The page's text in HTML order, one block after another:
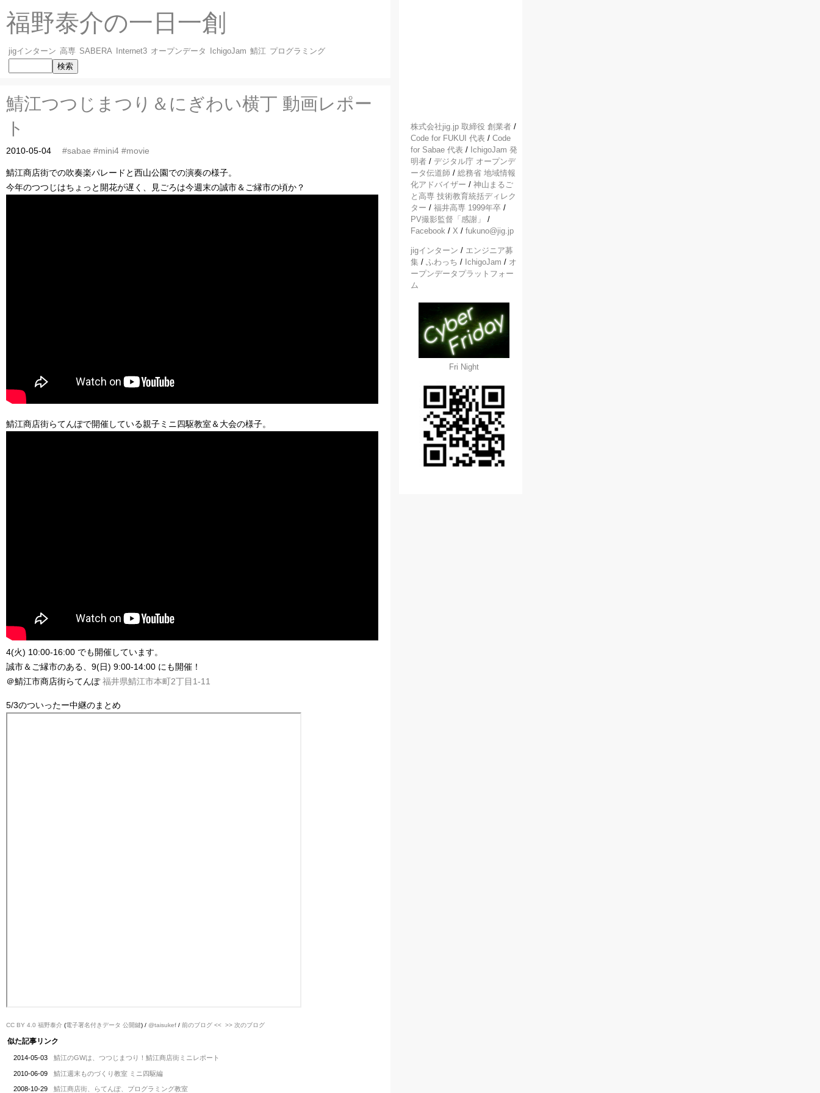
福野泰介の一日一創
jigインターン 高専 SABERA Internet3 オープンデータ IchigoJam 鯖江 プログラミング
鯖江つつじまつり＆にぎわい横丁 動画レポー
ト
2010-05-04 #sabae #mini4 #movie
鯖江商店街での吹奏楽パレードと西山公園での演奏の様子。
今年のつつじはちょっと開花が遅く、見ごろは今週末の誠市＆ご縁市の頃か？
鯖江商店街らてんぽで開催している親子ミニ四駆教室＆大会の様子。
4(火) 10:00-16:00 でも開催しています。
誠市＆ご縁市のある、9(日) 9:00-14:00 にも開催！
＠鯖江市商店街らてんぽ福井県鯖江市本町2丁目1-11
5/3のついったー中継のまとめ
CC BY 4.0 福野泰介 (電子署名付きデータ 公開鍵) / @taisukef / 前のブログ << >> 次のブログ
似た記事リンク
2014-05-03 鯖江のGWは、つつじまつり！鯖江商店街ミニレポート
2010-06-09 鯖江週末ものづくり教室 ミニ四駆編
2008-10-29 鯖江商店街、らてんぽ、プログラミング教室
株式会社jig.jp 取締役 創業者 /
Code for FUKUI 代表 / Code
for Sabae 代表 / IchigoJam 発
明者 / デジタル庁 オープンデ
ータ伝道師 / 総務省 地域情報
化アドバイザー / 神山まるご
と高専 技術教育統括ディレク
ター / 福井高専 1999年卒 /
PV撮影監督「感謝」
/
Facebook / X / fukuno@jig.jp
jigインターン / エンジニア募
集 / ふわっち / IchigoJam / オ
ープンデータプラットフォー
ム
Fri Night